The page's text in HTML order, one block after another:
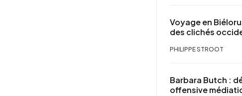
Voyage en
des clichés
PHILIPPE STROOT
Barbara Butch :
offensive